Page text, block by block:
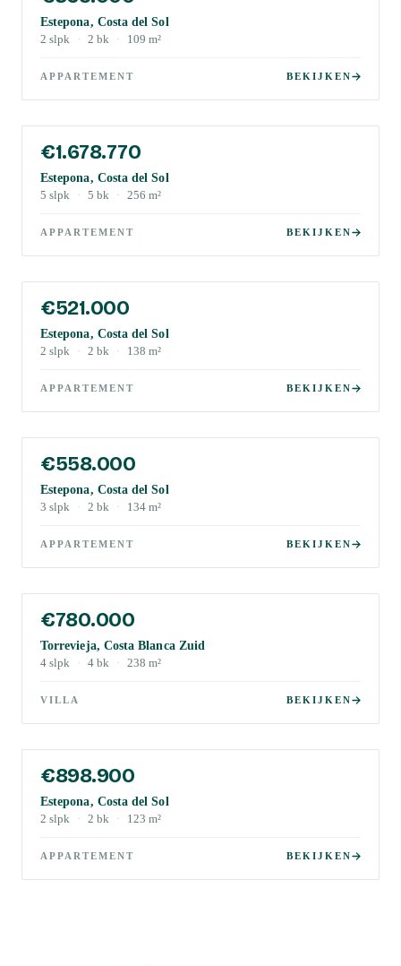
Estepona, Costa del Sol
2 slpk · 2 bk · 109 m²
APPARTEMENT BEKIJKEN
€1.678.770
Estepona, Costa del Sol
5 slpk · 5 bk · 256 m²
APPARTEMENT BEKIJKEN
€521.000
Estepona, Costa del Sol
2 slpk · 2 bk · 138 m²
APPARTEMENT BEKIJKEN
€558.000
Estepona, Costa del Sol
3 slpk · 2 bk · 134 m²
APPARTEMENT BEKIJKEN
€780.000
Torrevieja, Costa Blanca Zuid
4 slpk · 4 bk · 238 m²
VILLA BEKIJKEN
€898.900
Estepona, Costa del Sol
2 slpk · 2 bk · 123 m²
APPARTEMENT BEKIJKEN